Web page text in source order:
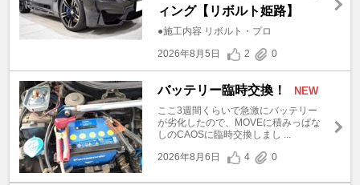
ィング【リボルト姫路】
●施工内容 リボルト・プロ
2026年8月5日
2 0
バッテリー臨時交換！ NEW
ここ3週間くらいで急激にバッテリー
が劣化したので、MOVEに積みっぱな
しのCAOSに臨時交換しまし ...
2026年8月6日
4 0